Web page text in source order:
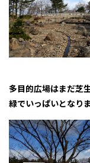
多目的広場はまだ芝
緑でいっぱいとなりま